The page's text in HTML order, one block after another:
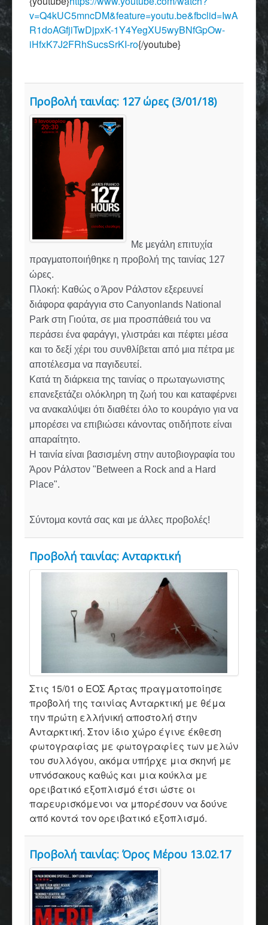
v=Q4kUC5mncDM&feature=youtu.be&fbclid=IwA
R1doAGfjiTwDjpxK-1Y4YegXU5wyBNfGpOw-
iHfxK7J2FRhSucsSrKI-ro{/youtube}
Προβολή ταινίας: 127 ώρες (3/01/18)
Με μεγάλη επιτυχία
πραγματοποιήθηκε η προβολή της ταινίας 127
ώρες.
Πλοκή: Καθώς ο Άρον Ράλστον εξερευνεί
διάφορα φαράγγια στο Canyonlands National
Park στη Γιούτα, σε μια προσπάθειά του να
περάσει ένα φαράγγι, γλιστράει και πέφτει μέσα
και το δεξί χέρι του συνθλίβεται από μια πέτρα με
αποτέλεσμα να παγιδευτεί.
Κατά τη διάρκεια της ταινίας ο πρωταγωνιστης
επανεξετάζει ολόκληρη τη ζωή του και καταφέρνει
να ανακαλύψει ότι διαθέτει όλο το κουράγιο για να
μπορέσει να επιβιώσει κάνοντας οτιδήποτε είναι
απαραίτητο.
Η ταινία είναι βασισμένη στην αυτοβιογραφία του
Άρον Ράλστον "Between a Rock and a Hard
Place".
Σύντομα κοντά σας και με άλλες προβολές!
Προβολή ταινίας: Aνταρκτική
Στις 15/01 ο ΕΟΣ Άρτας πραγματοποίησε
προβολή της ταινίας Ανταρκτική με θέμα
την πρώτη ελλήνική αποστολή στην
Ανταρκτική. Στον ίδιο χώρο έγινε έκθεση
φωτογραφίας με φωτογραφίες των μελών
του συλλόγου, ακόμα υπήρχε μια σκηνή με
υπνόσακους καθώς και μια κούκλα με
ορειβατικό εξοπλισμό έτσι ώστε οι
παρευρισκόμενοι να μπορέσουν να δούνε
από κοντά τον ορειβατικό εξοπλισμό.
Προβολή ταινίας: Όρος Μέρου 13.02.17